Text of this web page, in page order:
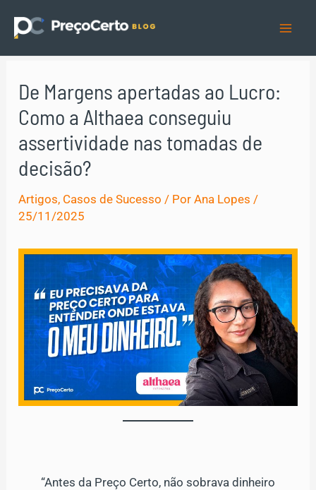
para
o
De Margens apertadas ao Lucro:
Como a Althaea conseguiu
assertividade nas tomadas de
decisão?
Artigos, Casos de Sucesso / PorAna Lopes /
25/11/2025
“Antes da Preço Certo, não sobrava dinheiro